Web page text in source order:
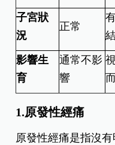
子宮狀
況
正常
影響生
育
通常不影
響
1.原發性經痛
原發性經痛是指沒